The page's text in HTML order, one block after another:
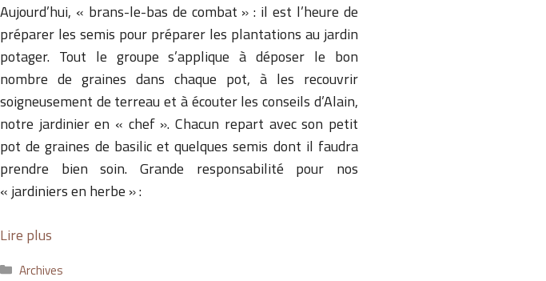
Aujourd’hui, « brans-le-bas de combat » : il est l’heure de
préparer les semis pour préparer les plantations au jardin
potager. Tout le groupe s’applique à déposer le bon
nombre de graines dans chaque pot, à les recouvrir
soigneusement de terreau et à écouter les conseils d’Alain,
notre jardinier en « chef ». Chacun repart avec son petit
pot de graines de basilic et quelques semis dont il faudra
prendre bien soin. Grande responsabilité pour nos
« jardiniers en herbe » :
Lire plus
Catégories
Archives